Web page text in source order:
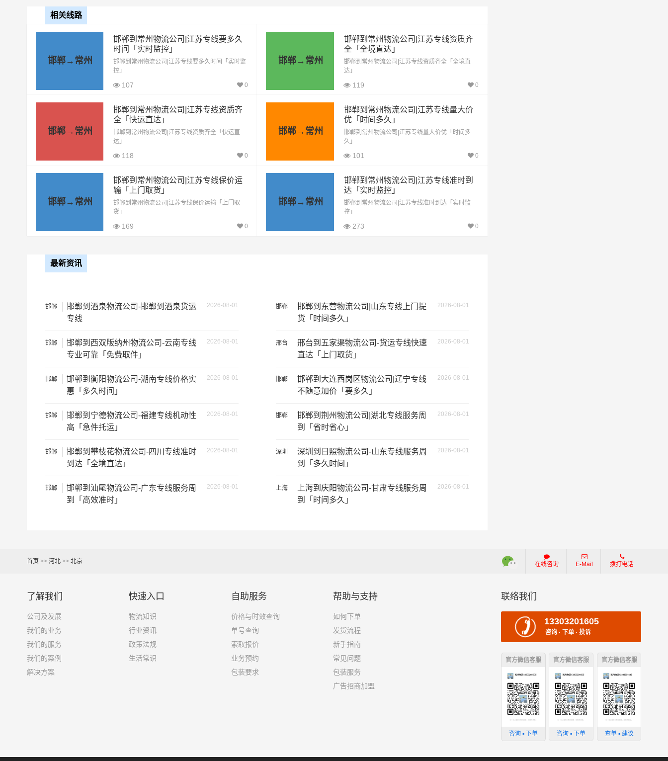
6.8米高栏
9.6米高栏 1086公里
13米平板 8.5元 1086公里 9231元
整车运输价格计算方式通常是按单价×公里，以上报价为市场透明价，仅供参考，不作为最终成交价
根据货物类型选择合适车型
装载体积（立方） 尺寸（米）
小面包车 1.8×1.6×1.7
小型货车 9立方 1.5吨 3×2×2.9
中型货车 20立方 2吨 3.8×2×2.9
6米8货车 8吨
7米6货车 48立方 10吨 7×2.4×2.9
13米货车 20吨
17米+箱式货车 150立方 27吨 17×2.8×2.9
其他货主物流经验分享
1、包裹丢失或损坏：不靠谱的物流公司可能会在运输过程中丢失或损坏你的包裹，导致你的物品无法送达或受到损坏；
3、服务质量差：不靠谱的物流公司可能会提供劣质的服务，例如不及时回复客户咨询、不提供准确的物流信息等；
4、安全风险：不靠谱的物流公司可能会存在安全风险，例如不遵守运输规定、不保障货物安全等；
相关线路
邯郸→常州
邯郸到常州物流公司|江苏专线要多久
时间「实时监控」
邯郸到常州物流公司|江苏专线要多久时间「实时监
控」
107 0
邯郸→常州
邯郸到常州物流公司|江苏专线资质齐
全「全境直达」
邯郸到常州物流公司|江苏专线资质齐全「全境直
达」
119 0
邯郸→常州
邯郸到常州物流公司|江苏专线资质齐
全「快运直达」
邯郸到常州物流公司|江苏专线资质齐全「快运直
达」
118 0
邯郸→常州
邯郸到常州物流公司|江苏专线量大价
优「时间多久」
邯郸到常州物流公司|江苏专线量大价优「时间多
久」
101 0
邯郸→常州
邯郸到常州物流公司|江苏专线保价运
输「上门取货」
邯郸到常州物流公司|江苏专线保价运输「上门取
货」
169 0
邯郸→常州
邯郸到常州物流公司|江苏专线准时到
达「实时监控」
邯郸到常州物流公司|江苏专线准时到达「实时监
控」
273 0
最新资讯
邯郸 2026-08-01
邯郸到酒泉物流公司-邯郸到酒泉货运
专线
邯郸 2026-08-01
邯郸到西双版纳州物流公司-云南专线
专业可靠「免费取件」
邯郸 2026-08-01
邯郸到衡阳物流公司-湖南专线价格实
惠「多久时间」
邯郸 2026-08-01
邯郸到宁德物流公司-福建专线机动性
高「急件托运」
邯郸 2026-08-01
邯郸到攀枝花物流公司-四川专线准时
到达「全境直达」
邯郸 2026-08-01
邯郸到汕尾物流公司-广东专线服务周
到「高效准时」
邯郸 2026-08-01
邯郸到东营物流公司|山东专线上门提
货「时间多久」
邢台 2026-08-01
邢台到五家渠物流公司-货运专线快速
直达「上门取货」
邯郸 2026-08-01
邯郸到大连西岗区物流公司|辽宁专线
不随意加价「要多久」
邯郸 2026-08-01
邯郸到荆州物流公司|湖北专线服务周
到「省时省心」
深圳 2026-08-01
深圳到日照物流公司-山东专线服务周
到「多久时间」
上海 2026-08-01
上海到庆阳物流公司-甘肃专线服务周
到「时间多久」
首页 >> 河北>> 北京 在线咨询 E-Mail 拨打电话
了解我们
公司及发展
我们的业务
我们的服务
我们的案例
解决方案
快速入口
物流知识
行业资讯
政策法规
生活常识
自助服务
价格与时效查询
单号查询
索取报价
业务预约
包装要求
帮助与支持
如何下单
发货流程
新手指南
常见问题
包装服务
广告招商加盟
联络我们
13303201605
咨询 · 下单 · 投诉
官方微信客服
咨询 ▪ 下单
官方微信客服
咨询 ▪ 下单
官方微信客服
查单 ▪ 建议